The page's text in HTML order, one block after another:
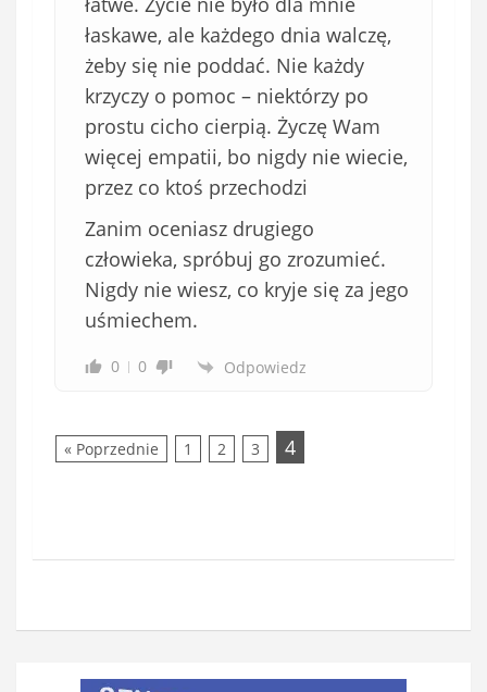
łaskawe, ale każdego dnia walczę,
żeby się nie poddać. Nie każdy
krzyczy o pomoc – niektórzy po
prostu cicho cierpią. Życzę Wam
więcej empatii, bo nigdy nie wiecie,
przez co ktoś przechodzi
Zanim oceniasz drugiego
człowieka, spróbuj go zrozumieć.
Nigdy nie wiesz, co kryje się za jego
uśmiechem.
0 0 Odpowiedz
« Poprzednie 1 2 3 4